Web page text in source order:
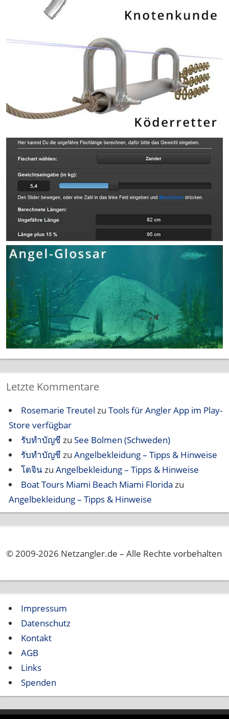
Letzte Kommentare
Rosemarie Treutel zu Tools für Angler App im Play-
Store verfügbar
รับทำบัญชี zu See Bolmen (Schweden)
รับทำบัญชี zu Angelbekleidung – Tipps & Hinweise
โดจินzu Angelbekleidung – Tipps & Hinweise
Boat Tours Miami Beach Miami Florida zu
Angelbekleidung – Tipps & Hinweise
© 2009-2026 Netzangler.de – Alle Rechte vorbehalten
Impressum
Datenschutz
Kontakt
AGB
Links
Spenden